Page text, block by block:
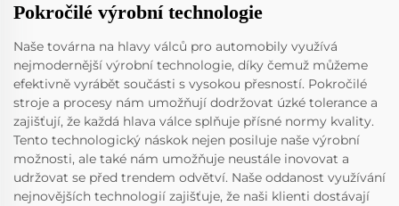
Pokročilé výrobní technologie
Naše továrna na hlavy válců pro automobily využívá
nejmodernější výrobní technologie, díky čemuž můžeme
efektivně vyrábět součásti s vysokou přesností. Pokročilé
stroje a procesy nám umožňují dodržovat úzké tolerance a
zajišťují, že každá hlava válce splňuje přísné normy kvality.
Tento technologický náskok nejen posiluje naše výrobní
možnosti, ale také nám umožňuje neustále inovovat a
udržovat se před trendem odvětví. Naše oddanost využívání
nejnovějších technologií zajišťuje, že naši klienti dostávají